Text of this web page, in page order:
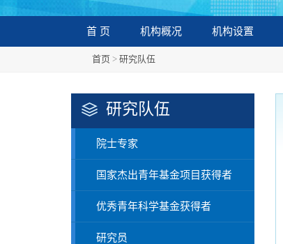
首 页 机构概况 机构设置
首页 > 研究队伍
研究队伍
院士专家
国家杰出青年基金项目获得者
优秀青年科学基金获得者
研究员